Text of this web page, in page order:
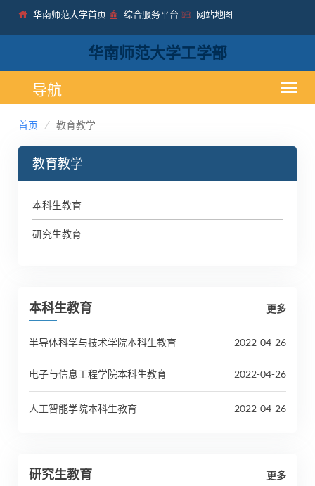
华南师范大学首页 综合服务平台 网站地图
华南师范大学工学部
首页 教育教学
教育教学
本科生教育
研究生教育
本科生教育 更多
半导体科学与技术学院本科生教育 2022-04-26
电子与信息工程学院本科生教育 2022-04-26
人工智能学院本科生教育 2022-04-26
研究生教育 更多